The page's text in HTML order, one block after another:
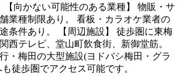
【向かない可能性のある業種】 物販・サ
業種制限あり。 看板・カラオケ業者の
条件あり。 【周辺施設】 徒歩圏に東梅
西テレビ、堂山町飲食街、新御堂筋。
・梅田の大型施設(ヨドバシ梅田・グラ
徒歩圏でアクセス可能です。